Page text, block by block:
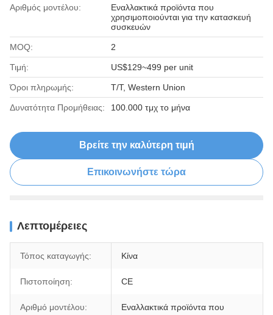
Αριθμός μοντέλου:
Εναλλακτικά προϊόντα που
χρησιμοποιούνται για την κατασκευή
συσκευών
MOQ: 2
Τιμή: US$129~499 per unit
Όροι πληρωμής: T/T, Western Union
Δυνατότητα Προμήθειας: 100.000 τμχ το μήνα
Βρείτε την καλύτερη τιμή
Επικοινωνήστε τώρα
Λεπτομέρειες
Τόπος καταγωγής: Κίνα
Πιστοποίηση: CE
Αριθμό μοντέλου:
Εναλλακτικά προϊόντα που